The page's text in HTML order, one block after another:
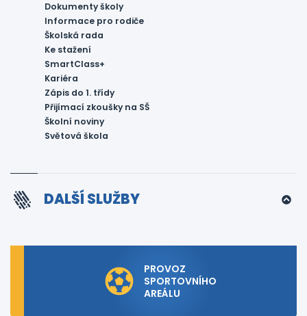
Dokumenty školy
Informace pro rodiče
Školská rada
Ke stažení
SmartClass+
Kariéra
Zápis do 1. třídy
Přijímací zkoušky na SŠ
Školní noviny
Světová škola
DALŠÍ SLUŽBY
PROVOZ
SPORTOVNÍHO
AREÁLU